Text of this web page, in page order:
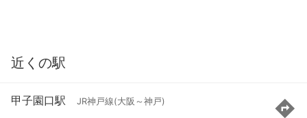
近くの駅
甲子園口駅 JR神戸線(大阪～神戸)